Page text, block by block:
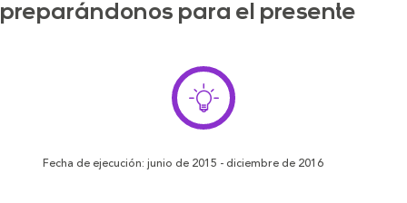
preparándonos para el presente
Fecha de ejecución: junio de 2015 - diciembre de 2016